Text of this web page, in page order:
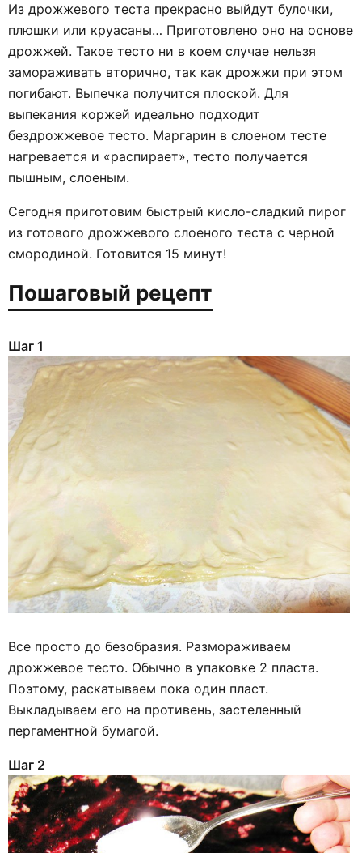
Из дрожжевого теста прекрасно выйдут булочки,
плюшки или круасаны… Приготовлено оно на основе
дрожжей. Такое тесто ни в коем случае нельзя
замораживать вторично, так как дрожжи при этом
погибают. Выпечка получится плоской. Для
выпекания коржей идеально подходит
бездрожжевое тесто. Маргарин в слоеном тесте
нагревается и «распирает», тесто получается
пышным, слоеным.
Сегодня приготовим быстрый кисло-сладкий пирог
из готового дрожжевого слоеного теста с черной
смородиной. Готовится 15 минут!
Пошаговый рецепт
Шаг 1
Все просто до безобразия. Размораживаем
дрожжевое тесто. Обычно в упаковке 2 пласта.
Поэтому, раскатываем пока один пласт.
Выкладываем его на противень, застеленный
пергаментной бумагой.
Шаг 2